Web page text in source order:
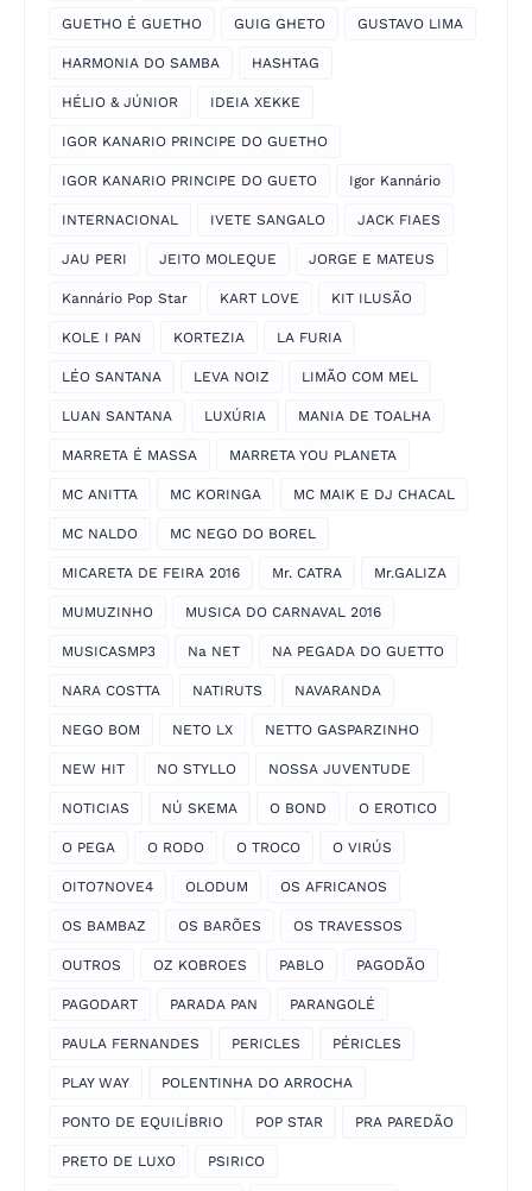
GUETHO É GUETHO GUIG GHETO GUSTAVO LIMA
HARMONIA DO SAMBA HASHTAG
HÉLIO & JÚNIOR IDEIA XEKKE
IGOR KANARIO PRINCIPE DO GUETHO
IGOR KANARIO PRINCIPE DO GUETO Igor Kannário
INTERNACIONAL IVETE SANGALO JACK FIAES
JAU PERI JEITO MOLEQUE JORGE E MATEUS
Kannário Pop Star KART LOVE KIT ILUSÃO
KOLE I PAN KORTEZIA LA FURIA
LÉO SANTANA LEVA NOIZ LIMÃO COM MEL
LUAN SANTANA LUXÚRIA MANIA DE TOALHA
MARRETA É MASSA MARRETA YOU PLANETA
MC ANITTA MC KORINGA MC MAIK E DJ CHACAL
MC NALDO MC NEGO DO BOREL
MICARETA DE FEIRA 2016 Mr. CATRA Mr.GALIZA
MUMUZINHO MUSICA DO CARNAVAL 2016
MUSICASMP3 Na NET NA PEGADA DO GUETTO
NARA COSTTA NATIRUTS NAVARANDA
NEGO BOM NETO LX NETTO GASPARZINHO
NEW HIT NO STYLLO NOSSA JUVENTUDE
NOTICIAS NÚ SKEMA O BOND O EROTICO
O PEGA O RODO O TROCO O VIRÚS
OITO7NOVE4 OLODUM OS AFRICANOS
OS BAMBAZ OS BARÕES OS TRAVESSOS
OUTROS OZ KOBROES PABLO PAGODÃO
PAGODART PARADA PAN PARANGOLÉ
PAULA FERNANDES PERICLES PÉRICLES
PLAY WAY POLENTINHA DO ARROCHA
PONTO DE EQUILÍBRIO POP STAR PRA PAREDÃO
PRETO DE LUXO PSIRICO